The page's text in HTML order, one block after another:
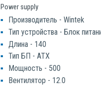
Power supply
Производитель - Wintek
Тип устройства - Блок
Длина - 140
Тип БП - ATX
Мощность - 500
Вентилятор - 12.0